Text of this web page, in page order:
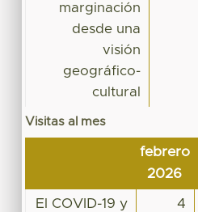
marginación
desde una
visión
geográfico-
cultural
Visitas al mes
febrero
2026
El COVID-19 y
4